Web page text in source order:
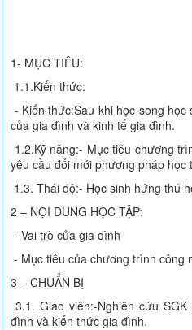
1- MỤC TIÊU:
1.1.Kiến thức:
- Kiến thức:Sau khi học song
của gia đình và kinh tế gia đình.
1.2.Kỹ năng:- Mục tiêu chương
yêu cầu đổi mới phương pháp học
1.3. Thái độ:- Học sinh hứng thú
2 – NỘI DUNG HỌC TẬP:
- Vai trò của gia đình
- Mục tiêu của chương trình công
3 – CHUẨN BỊ
3.1. Giáo viên:-Nghiên cứu
đình và kiến thức gia đình.